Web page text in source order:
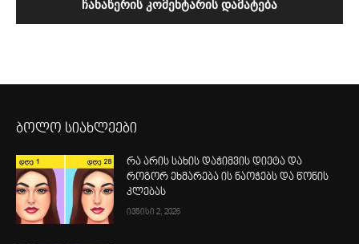
ბოლო სიახლეები
რა არის სახის დაჭიმვის დიეტა და
როგორ ეხმარება ის ნაოჭებს და წონის
კლებას
ივნისი 2, 2026